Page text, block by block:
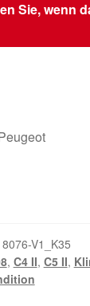
Sie, wenn
8076-V1_K35
, C4 II, C5 II,